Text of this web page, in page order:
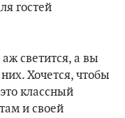
гостей
светится, а вы
Хочется, чтобы
классный
и своей